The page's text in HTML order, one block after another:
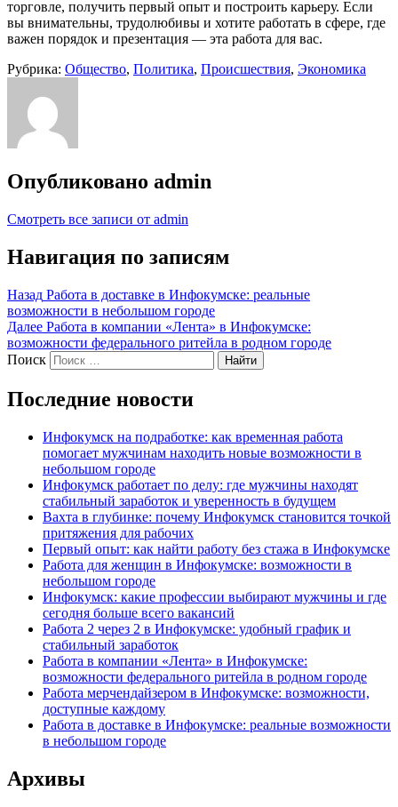
торговле, получить первый опыт и построить карьеру. Если
вы внимательны, трудолюбивы и хотите работать в сфере, где
важен порядок и презентация — эта работа для вас.
Рубрика: Общество, Политика, Происшествия, Экономика
Опубликовано admin
Смотреть все записи от admin
Навигация по записям
Назад Работа в доставке в Инфокумске: реальные
возможности в небольшом городе
Далее Работа в компании «Лента» в Инфокумске:
возможности федерального ритейла в родном городе
Поиск
Найти
Последние новости
Инфокумск на подработке: как временная работа
помогает мужчинам находить новые возможности в
небольшом городе
Инфокумск работает по делу: где мужчины находят
стабильный заработок и уверенность в будущем
Вахта в глубинке: почему Инфокумск становится точкой
притяжения для рабочих
Первый опыт: как найти работу без стажа в Инфокумске
Работа для женщин в Инфокумске: возможности в
небольшом городе
Инфокумск: какие профессии выбирают мужчины и где
сегодня больше всего вакансий
Работа 2 через 2 в Инфокумске: удобный график и
стабильный заработок
Работа в компании «Лента» в Инфокумске:
возможности федерального ритейла в родном городе
Работа мерчендайзером в Инфокумске: возможности,
доступные каждому
Работа в доставке в Инфокумске: реальные возможности
в небольшом городе
Архивы